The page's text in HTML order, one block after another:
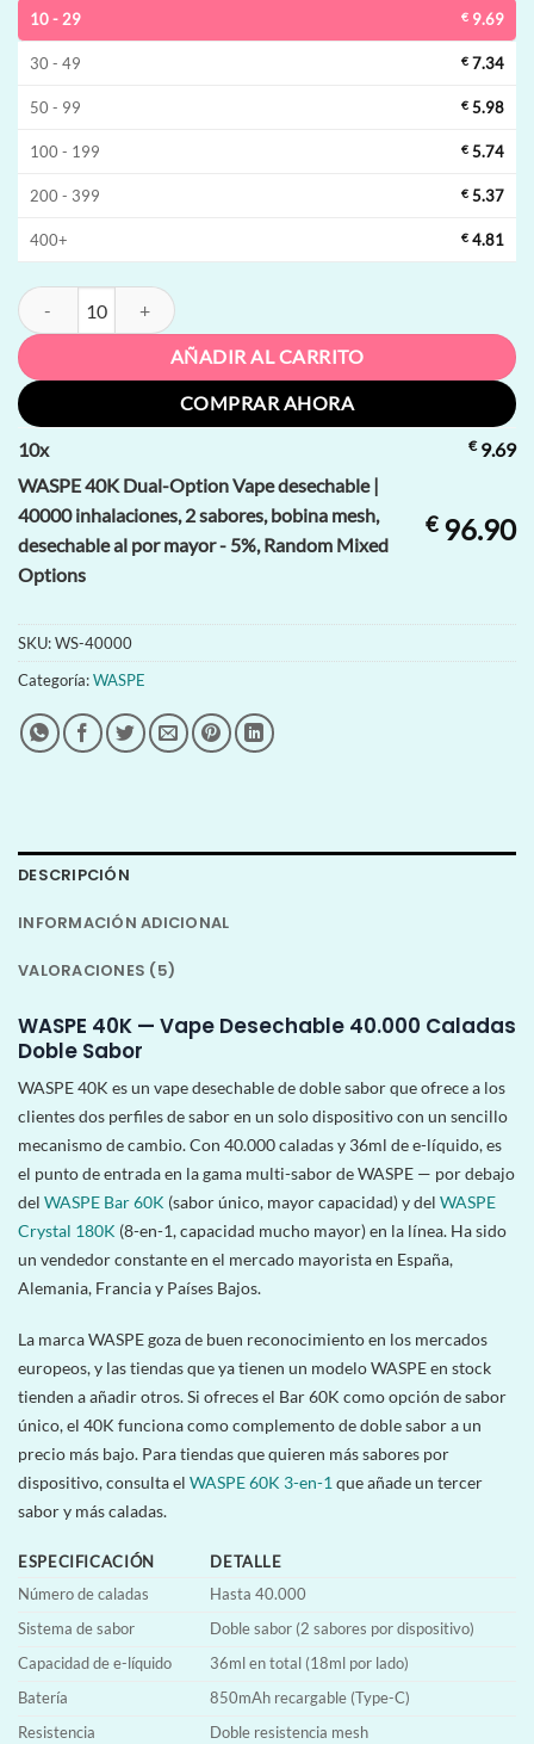
10 - 29 € 9.69
30 - 49 € 7.34
50 - 99 € 5.98
100 - 199 € 5.74
200 - 399 € 5.37
400+ € 4.81
WASPE 40K Dual-Option Vape desechable | 40000 inhalaciones, 2
AÑADIR AL CARRITO
COMPRAR AHORA
10x €9.69
WASPE 40K Dual-Option Vape desechable |
40000 inhalaciones, 2 sabores, bobina mesh,
desechable al por mayor - 5%, Random Mixed
Options
€96.90
SKU:WS-40000
Categoría:WASPE
DESCRIPCIÓN
INFORMACIÓN ADICIONAL
VALORACIONES (5)
WASPE 40K — Vape Desechable 40.000 Caladas
Doble Sabor
WASPE 40K es un vape desechable de doble sabor que ofrece a los
clientes dos perfiles de sabor en un solo dispositivo con un sencillo
mecanismo de cambio. Con 40.000 caladas y 36ml de e-líquido, es
el punto de entrada en la gama multi-sabor de WASPE — por debajo
del WASPE Bar 60K (sabor único, mayor capacidad) y del WASPE
Crystal 180K (8-en-1, capacidad mucho mayor) en la línea. Ha sido
un vendedor constante en el mercado mayorista en España,
Alemania, Francia y Países Bajos.
La marca WASPE goza de buen reconocimiento en los mercados
europeos, y las tiendas que ya tienen un modelo WASPE en stock
tienden a añadir otros. Si ofreces el Bar 60K como opción de sabor
único, el 40K funciona como complemento de doble sabor a un
precio más bajo. Para tiendas que quieren más sabores por
dispositivo, consulta el WASPE 60K 3-en-1 que añade un tercer
sabor y más caladas.
ESPECIFICACIÓN
DETALLE
Número de caladas
Hasta 40.000
Sistema de sabor
Doble sabor (2 sabores por dispositivo)
Capacidad de e-líquido
36ml en total (18ml por lado)
Batería
850mAh recargable (Type-C)
Resistencia
Doble resistencia mesh